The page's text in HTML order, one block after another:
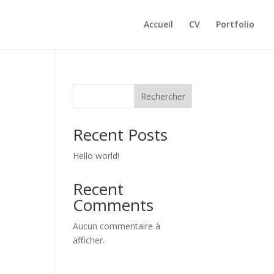
Accueil CV Portfolio
Rechercher
Recent Posts
Hello world!
Recent
Comments
Aucun commentaire à
afficher.